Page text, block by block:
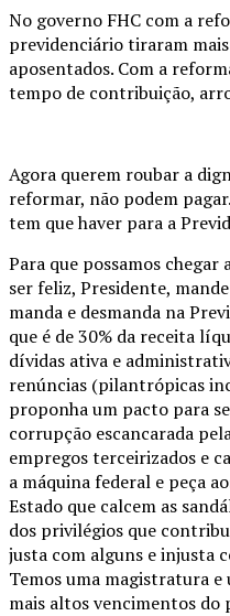
No governo FHC com a
previdenciário tiraram
aposentados. Com a
tempo de contribuição,
Agora querem roubar a
reformar, não podem
tem que haver para a
Para que possamos chegar
ser feliz, Presidente,
manda e desmanda na
que é de 30% da receita
dívidas ativa e
renúncias (pilantrópicas
proponha um pacto para
corrupção escancarada
empregos terceirizados e
a máquina federal e peça
Estado que calcem as
dos privilégios que
justa com alguns e injusta
Temos uma magistratura
mais altos vencimentos do